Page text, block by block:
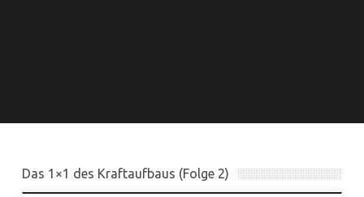
Das 1×1 des Kraftaufbaus (Folge 2)